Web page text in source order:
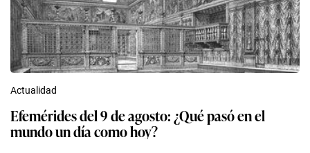
Actualidad
Efemérides del 9 de agosto: ¿Qué pasó en el
mundo un día como hoy?